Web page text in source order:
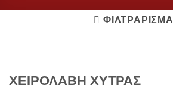
ΦΙΛΤΡΆΡΙΣΜΑ
ΧΕΙΡΟΛΑΒΗ ΧΥΤΡΑΣ